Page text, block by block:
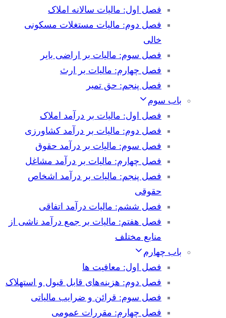
فصل اول: مالیات سالانه املاک
فصل دوم: مالیات مستغلات مسکونی
خالی
فصل سوم: مالیات بر اراضی بایر
فصل چهارم: مالیات بر ارث
فصل پنجم: حق تمبر
باب سوم
فصل اول: مالیات بر درآمد املاک
فصل دوم: مالیات بر درآمد کشاورزی
فصل سوم: مالیات بر درآمد حقوق
فصل چهارم: مالیات بر درآمد مشاغل
فصل پنجم: مالیات بر درآمد اشخاص
حقوقی
فصل ششم: مالیات درآمد اتفاقی
فصل هفتم: مالیات بر جمع درآمد ناشی از
منابع مختلف
باب چهارم
فصل اول: معافیت ها
فصل دوم: هزینه‌های قابل قبول و استهلاک
فصل سوم: قرائن و ضرایب مالیاتی
فصل چهارم: مقررات عمومی